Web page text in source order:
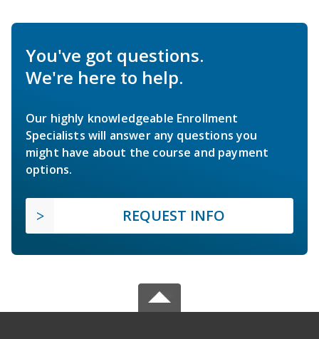
You've got questions.
We're here to help.
Our highly knowledgeable Enrollment
Specialists will answer any questions you
might have about the course and payment
options.
REQUEST INFO